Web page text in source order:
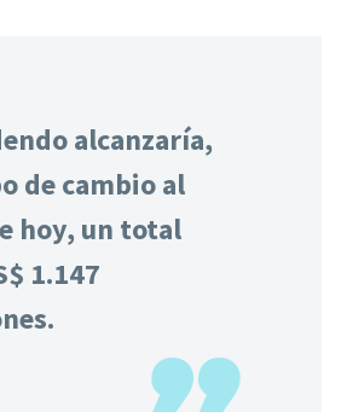
alcanzaría,
de cambio al
hoy, un total
1.147